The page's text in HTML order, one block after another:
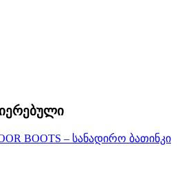
BOOTS – სანადირო ბათინკი